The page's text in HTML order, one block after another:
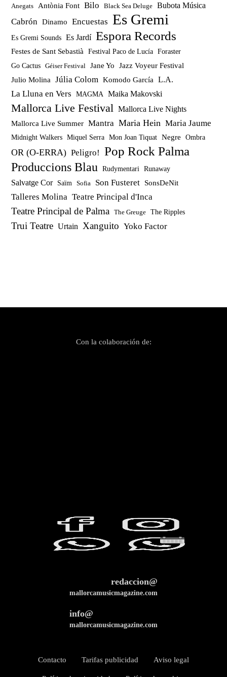
Anegats Antònia Font Bilo Black Sea Deluge Bubota Música
Cabrón Dinamo Encuestas Es Gremi
Es Gremi Sounds Es Jardí Espora Records
Festes de Sant Sebastià Festival Paco de Lucía Foraster
Go Cactus Géiser Festival Jane Yo
Jazz Voyeur Festival
Julio Molina
Júlia Colom Komodo García L.A.
La Lluna en Vers MAGMA Maika Makovski
Mallorca Live Festival Mallorca Live Nights
Mallorca Live Summer Mantra Maria Hein Maria Jaume
Midnight Walkers Miquel Serra Mon Joan Tiquat Negre Ombra
OR (O-ERRA) Peligro!
Pop Rock Palma
Produccions Blau
Rudymentari Runaway
Salvatge Cor Saïm Sofia Son Fusteret SonsDeNit
Talleres Molina Teatre Principal d'Inca
Teatre Principal de Palma The Greuge The Ripples
Trui Teatre Urtain Xanguito Yoko Factor
Con la colaboración de:
redaccion@
mallorcamusicmagazine.com
info@
mallorcamusicmagazine.com
Contacto Tarifas publicidad Aviso legal